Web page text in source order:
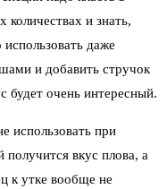
и знать,
даже
и добавить стручок
будет очень интересный.
использовать при
вкус плова, а
к утке вообще не